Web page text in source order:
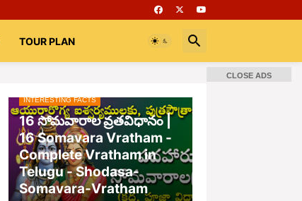
TOUR PLAN
INTERESTING FACTS
16 సోమవారాల వ్రతవిధానం |
16 Somavara Vratham -
Complete Vratham in
Telugu - Shodasa-
Somavara-Vratham
CLOSE ADS